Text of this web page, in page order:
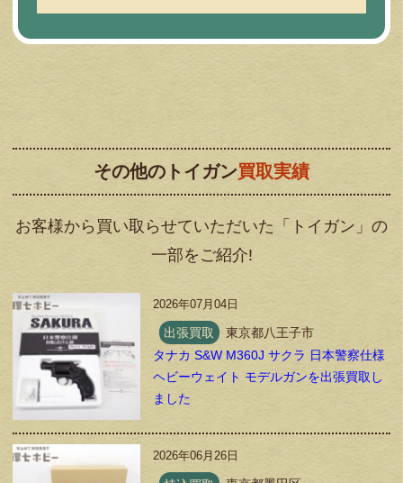
その他のトイガン買取実績
お客様から買い取らせていただいた「トイガン」の
一部をご紹介!
2026年07月04日
出張買取
東京都八王子市
タナカ S&W M360J サクラ 日本警察仕様
ヘビーウェイト モデルガンを出張買取し
ました
2026年06月26日